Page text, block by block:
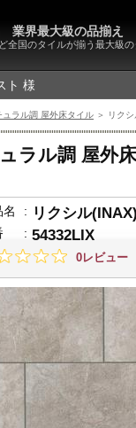
全国のタイルが揃う最大級の
業界最大級の品揃え
ト 様
ュラル調 屋外床タイル ＞ リク
ラル調 屋外
名 : リクシル
: 54332LIX
0レビュー